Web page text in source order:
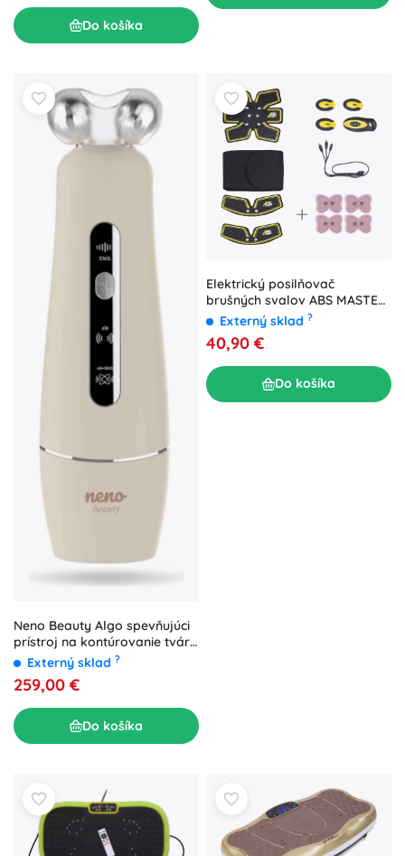
Do košíka
Neno Beauty Algo spevňujúci
prístroj na kontúrovanie tváre
s EMS, RF a LED
Externý sklad ?
259,00 €
Do košíka
Elektrický posilňovač
brušných svalov ABS MASTER
Pro (EMS stimulátor)
Externý sklad ?
40,90 €
Do košíka